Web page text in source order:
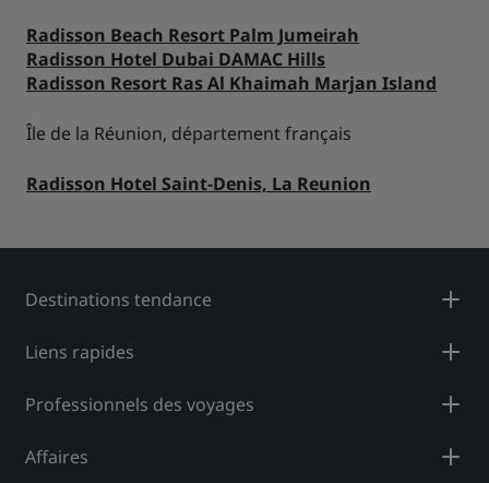
Radisson Beach Resort Palm Jumeirah
Radisson Hotel Dubai DAMAC Hills
Radisson Resort Ras Al Khaimah Marjan Island
Île de la Réunion, département français
Radisson Hotel Saint-Denis, La Reunion
Destinations tendance
Liens rapides
Professionnels des voyages
Affaires